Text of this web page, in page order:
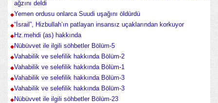
ağzını deldi
Yemen ordusu onlarca Suudi uşağını öldürdü
“İsrail”, Hizbullah’ın patlayan insansız uçaklarından korkuyor
Hz.mehdi (as) hakkında
Nübüvvet ile ilgili söhbetler Bölüm-5
Vahabilik ve selefilik hakkında Bölüm-2
Vahabilik ve selefilik hakkında Bölüm-1
Vahabilik ve selefilik hakkında Bölüm-3
Vahabilik ve selefilik hakkında Bölüm-3
Nübüvvet ile ilgili söhbetler Bölüm-23